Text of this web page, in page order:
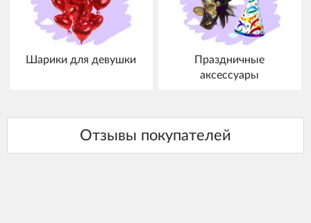
Шарики для девушки
Праздничные
аксессуары